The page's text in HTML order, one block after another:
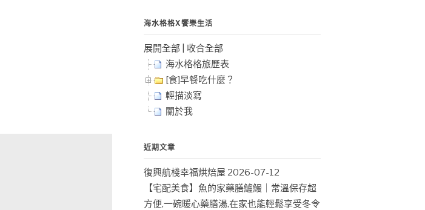
海水格格X饗樂生活
展開全部
收合全部
海水格格旅歷表
[食]早餐吃什麼？
輕描淡寫
關於我
近期文章
復興航棧幸福烘焙屋 2026-07-12
【宅配美食】魚的家藥膳鱸鰻｜常溫保存超
方便,一碗暖心藥膳湯,在家也能輕鬆享受冬令